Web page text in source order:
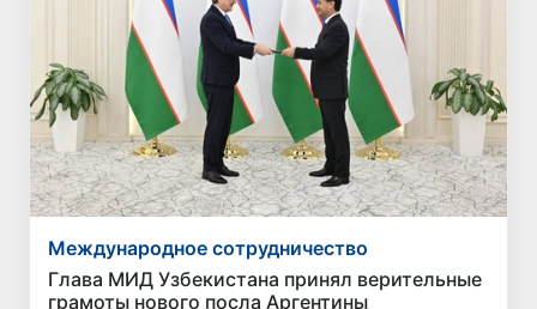
Международное сотрудничество
Глава МИД Узбекистана принял верительные
грамоты нового посла Аргентины